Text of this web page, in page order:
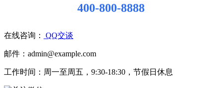
400-800-8888
在线咨询： QQ交谈
邮件：admin@example.com
工作时间：周一至周五，9:30-18:30，节假日休息